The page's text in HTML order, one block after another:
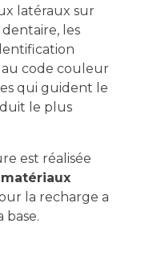
latéraux sur
les
au code couleur
qui guident le
le plus
est réalisée
la recharge a
base.